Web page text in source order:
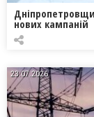
нових кампаній
23.07.2026